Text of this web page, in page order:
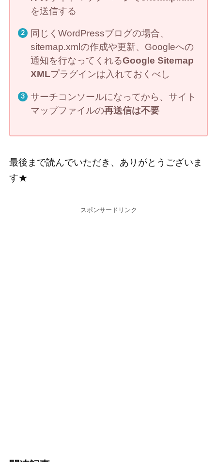
を送信する
同じくWordPressブログの場合、
sitemap.xmlの作成や更新、Googleへの
通知を行なってくれるGoogle Sitemap
XMLプラグインは入れておくべし
サーチコンソールになってから、サイト
マップファイルの再送信は不要
最後まで読んでいただき、ありがとうございま
す★
スポンサードリンク